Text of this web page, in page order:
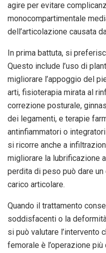
agire per evitare
monocompartimentale
dell’articolazione causata
In prima battuta, si
Questo include l’uso di
migliorare l’appoggio del
arti, fisioterapia mirata al
correzione posturale,
dei legamenti, e terapie
antinfiammatori o
si ricorre anche a
migliorare la lubrificazione
perdita di peso può dare
carico articolare.
Quando il trattamento
soddisfacenti o la
si può valutare l’intervento
femorale è l’operazione